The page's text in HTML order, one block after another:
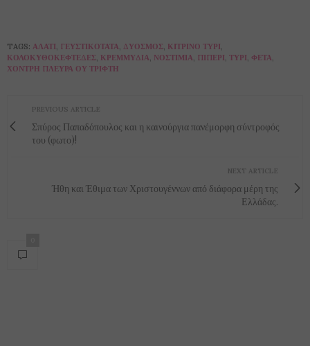
TAGS: ΑΛΆΤΙ, ΓΕΥΣΤΙΚΌΤΑΤΑ, ΔΥΌΣΜΟΣ, ΚΊΤΡΙΝΟ ΤΥΡΊ,
ΚΟΛΟΚΥΘΟΚΕΦΤΈΔΕΣ, ΚΡΕΜΜΎΔΙΑ, ΝΟΣΤΙΜΙΆ, ΠΙΠΈΡΙ, ΤΥΡΊ, ΦΈΤΑ,
ΧΟΝΤΡΉ ΠΛΕΥΡΆ ΟΥ ΤΡΊΦΤΗ
PREVIOUS ARTICLE
Σπύρος Παπαδόπουλος και η καινούργια πανέμορφη σύντροφός
του (φωτο)!
NEXT ARTICLE
Ήθη και Έθιμα των Χριστουγέννων από διάφορα μέρη της
Ελλάδας.